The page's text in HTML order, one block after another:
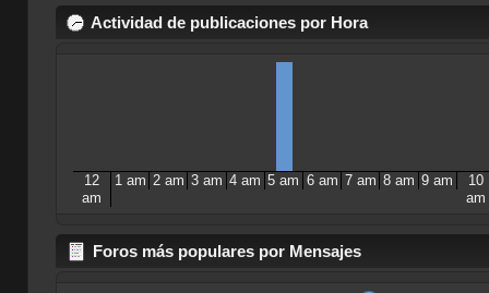
Actividad de publicaciones por Hora
12
am
1 am 2 am 3 am 4 am 5 am 6 am 7 am 8 am 9 am
10
am
Foros más populares por Mensajes